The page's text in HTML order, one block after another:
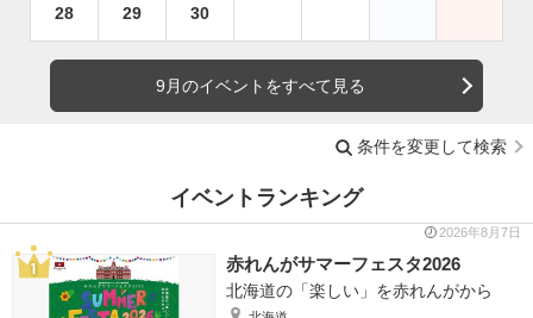
28 29 30
9月のイベントをすべて見る
条件を変更して検索
イベントランキング
2026年8月7日
赤れんがサマーフェスタ2026
北海道の「楽しい」を赤れんがから